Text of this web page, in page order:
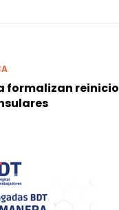
formalizan reinicio